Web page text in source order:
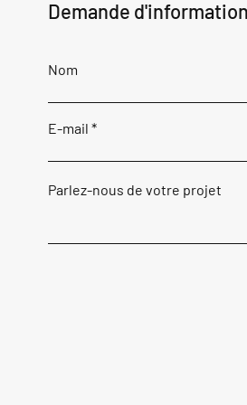
Demande
Nom
E-mail
Parlez-nous de votre projet